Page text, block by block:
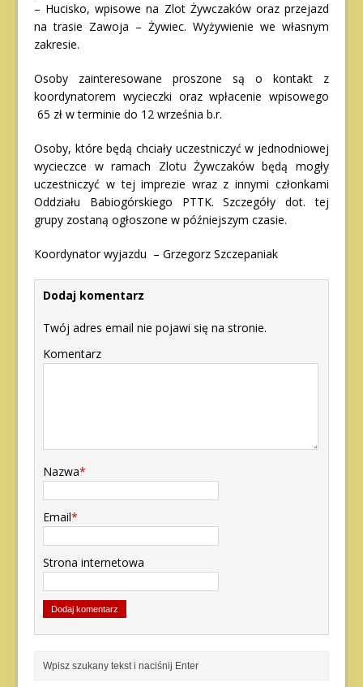
– Hucisko, wpisowe na Zlot Żywczaków oraz przejazd
na trasie Zawoja – Żywiec. Wyżywienie we własnym
zakresie.
Osoby zainteresowane proszone są o kontakt z
koordynatorem wycieczki oraz wpłacenie wpisowego
65 zł w terminie do 12 września b.r.
Osoby, które będą chciały uczestniczyć w jednodniowej
wycieczce w ramach Zlotu Żywczaków będą mogły
uczestniczyć w tej imprezie wraz z innymi członkami
Oddziału Babiogórskiego PTTK. Szczegóły dot. tej
grupy zostaną ogłoszone w późniejszym czasie.
Koordynator wyjazdu – Grzegorz Szczepaniak
Dodaj komentarz
Twój adres email nie pojawi się na stronie.
Komentarz
Nazwa*
Email*
Strona internetowa